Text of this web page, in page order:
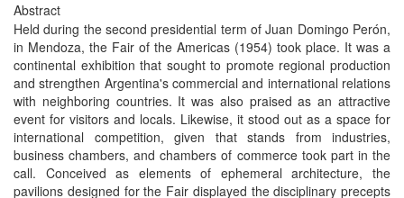
Abstract
Held during the second presidential term of Juan Domingo Perón,
in Mendoza, the Fair of the Americas (1954) took place. It was a
continental exhibition that sought to promote regional production
and strengthen Argentina's commercial and international relations
with neighboring countries. It was also praised as an attractive
event for visitors and locals. Likewise, it stood out as a space for
international competition, given that stands from industries,
business chambers, and chambers of commerce took part in the
call. Conceived as elements of ephemeral architecture, the
pavilions designed for the Fair displayed the disciplinary precepts